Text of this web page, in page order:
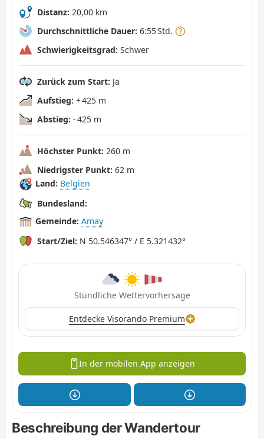
Distanz: 20,00 km
Durchschnittliche Dauer: 6:55 Std.
Schwierigkeitsgrad: Schwer
Zurück zum Start: Ja
Aufstieg: + 425 m
Abstieg: - 425 m
Höchster Punkt: 260 m
Niedrigster Punkt: 62 m
Land: Belgien
Bundesland:
Gemeinde: Amay
Start/Ziel: N 50.546347° / E 5.321432°
Stündliche Wettervorhersage
Entdecke Visorando Premium
In der mobilen App anzeigen
Beschreibung der Wandertour